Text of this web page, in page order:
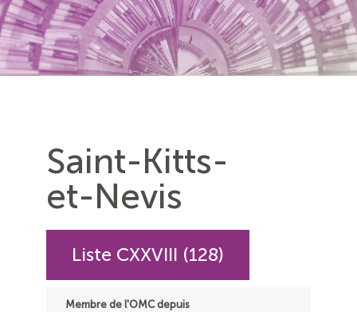
Main
navigation
Saint-Kitts-
et-Nevis
Liste CXXVIII (128)
Membre de l'OMC depuis